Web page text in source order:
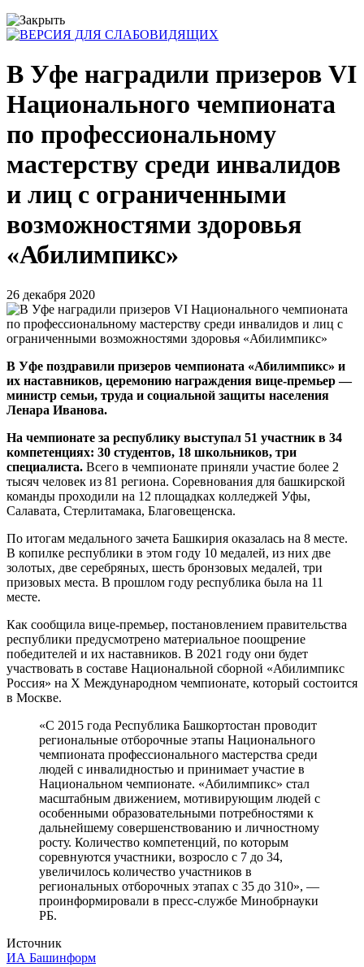
В Уфе наградили призеров VI
Национального чемпионата
по профессиональному
мастерству среди инвалидов
и лиц с ограниченными
возможностями здоровья
«Абилимпикс»
26 декабря 2020
В Уфе поздравили призеров чемпионата «Абилимпикс» и
их наставников, церемонию награждения вице-премьер —
министр семьи, труда и социальной защиты населения
Ленара Иванова.
На чемпионате за республику выступал 51 участник в 34
компетенциях: 30 студентов, 18 школьников, три
специалиста. Всего в чемпионате приняли участие более 2
тысяч человек из 81 региона. Соревнования для башкирской
команды проходили на 12 площадках колледжей Уфы,
Салавата, Стерлитамака, Благовещенска.
По итогам медального зачета Башкирия оказалась на 8 месте.
В копилке республики в этом году 10 медалей, из них две
золотых, две серебряных, шесть бронзовых медалей, три
призовых места. В прошлом году республика была на 11
месте.
Как сообщила вице-премьер, постановлением правительства
республики предусмотрено материальное поощрение
победителей и их наставников. В 2021 году они будет
участвовать в составе Национальной сборной «Абилимпикс
Россия» на X Международном чемпионате, который состоится
в Москве.
«С 2015 года Республика Башкортостан проводит
региональные отборочные этапы Национального
чемпионата профессионального мастерства среди
людей с инвалидностью и принимает участие в
Национальном чемпионате. «Абилимпикс» стал
масштабным движением, мотивирующим людей с
особенными образовательными потребностями к
дальнейшему совершенствованию и личностному
росту. Количество компетенций, по которым
соревнуются участники, возросло с 7 до 34,
увеличилось количество участников в
региональных отборочных этапах с 35 до 310», —
проинформировали в пресс-службе Минобрнауки
РБ.
Источник
ИА Башинформ